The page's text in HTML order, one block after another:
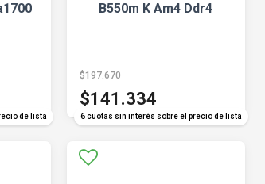
de lista
B550m K Am4 Ddr4
6 cuotas sin interés sobre el precio de lista
$197.670
$141.334